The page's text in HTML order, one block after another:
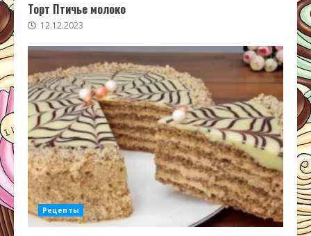
Торт Птичье молоко
12.12.2023
Рецепты